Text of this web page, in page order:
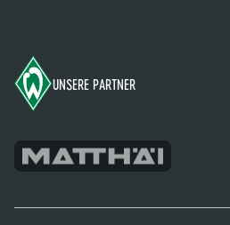
UNSERE PARTNER